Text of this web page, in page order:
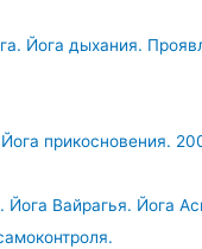
Йога дыхания.
прикосновения.
Йога Вайрагья. Йога